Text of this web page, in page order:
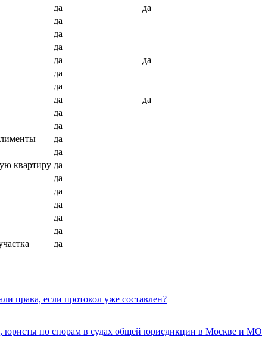
да
да
да
да
да
да
да
да
да
да
да
да
да
да
да
квартиру да
да
да
да
да
да
да
права, если протокол уже составлен?
по спорам в судах общей юрисдикции в Москве и МО